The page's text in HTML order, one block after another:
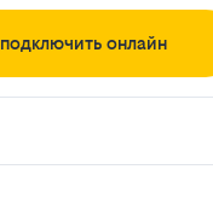
подключить онлайн